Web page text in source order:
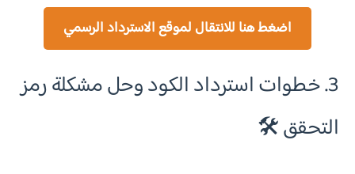
اضغط هنا للانتقال لموقع الاسترداد الرسمي
3. خطوات استرداد الكود وحل مشكلة رمز
التحقق 🛠️